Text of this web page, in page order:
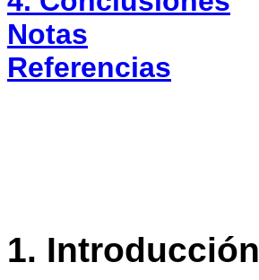
Notas
Referencias
1. Introducción